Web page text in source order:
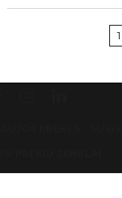
1